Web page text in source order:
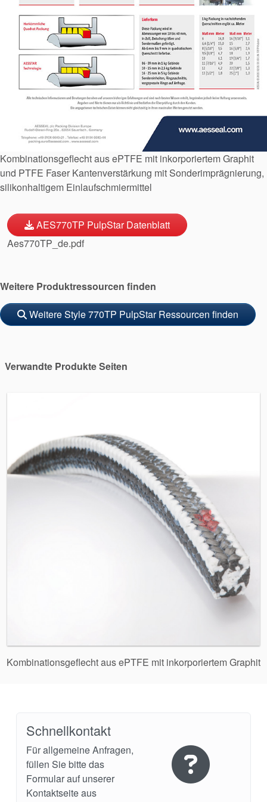
Standards
Kontaktieren Sie uns
Standorte
Neuigkeiten
Nachhaltigkeit
Akademie
Produktbroschüren
Video
Kombinationsgeflecht aus ePTFE mit inkorporiertem Graphit
und PTFE Faser Kantenverstärkung mit Sonderimprägnierung,
silikonhaltigem Einlaufschmiermittel
AES770TP PulpStar Datenblatt
Aes770TP_de.pdf
Weitere Produktressourcen finden
Weitere Style 770TP PulpStar Ressourcen finden
Verwandte Produkte Seiten
Kombinationsgeflecht aus ePTFE mit inkorporiertem Graphit
Schnellkontakt
Für allgemeine Anfragen,
füllen Sie bitte das
Formular auf unserer
Kontaktseite aus